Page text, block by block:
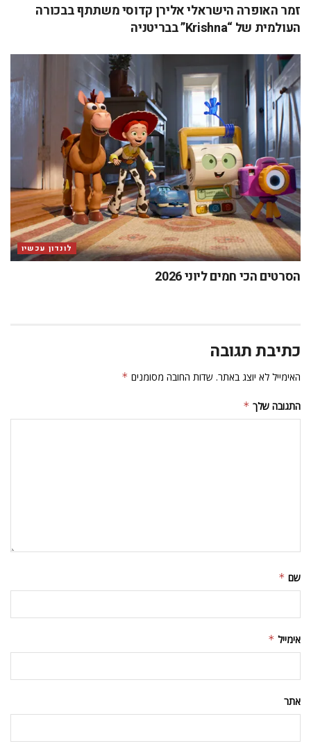
זמר האופרה הישראלי אלירן קדוסי משתתף בבכורה
העולמית של “Krishna” בבריטניה
לונדון עכשיו
הסרטים הכי חמים ליוני 2026
כתיבת תגובה
האימייל לא יוצג באתר. שדות החובה מסומנים *
התגובה שלך *
שם *
אימייל *
אתר